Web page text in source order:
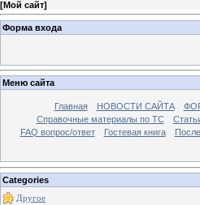
[Мой сайт]
Форма входа
Меню сайта
Главная НОВОСТИ САЙТА
Справочные материалы по TС
FAQ вопрос/ответ
Гостевая книга
Categories
Другое